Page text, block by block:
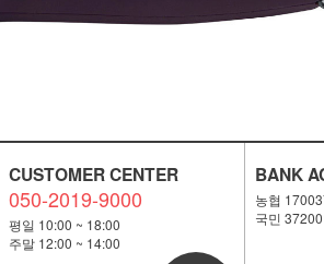
CUSTOMER CENTER
050-2019-9000
평일 10:00 ~ 18:00
주말 12:00 ~ 14:00
BANK
농협
국민